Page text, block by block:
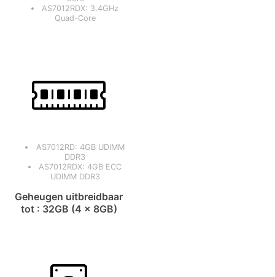
AS7012RDX: 3.4GHz
Quad-Core
AS7012RD: 4GB UDIMM
DDR3
AS7012RDX: 4GB ECC
UDIMM DDR3
Geheugen uitbreidbaar
tot : 32GB (4 x 8GB)